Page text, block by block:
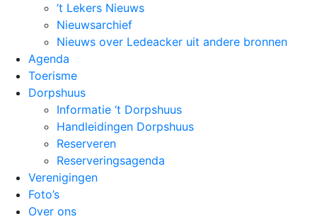
’t Lekers Nieuws
Nieuwsarchief
Nieuws over Ledeacker uit andere bronnen
Agenda
Toerisme
Dorpshuus
Informatie ‘t Dorpshuus
Handleidingen Dorpshuus
Reserveren
Reserveringsagenda
Verenigingen
Foto’s
Over ons